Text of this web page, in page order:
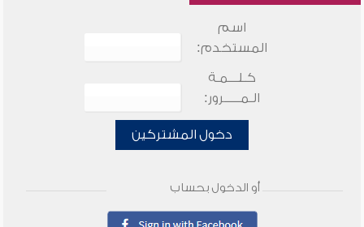
اسم
المستخدم:
كـلـــمـة
الـمـــــرور:
دخول المشتركين
أو الدخول بحساب